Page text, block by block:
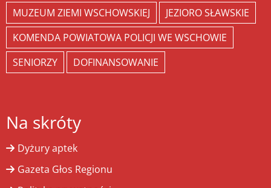
MUZEUM ZIEMI WSCHOWSKIEJ
JEZIORO SŁAWSKIE
KOMENDA POWIATOWA POLICJI WE WSCHOWIE
SENIORZY
DOFINANSOWANIE
Na skróty
Dyżury aptek
Gazeta Głos Regionu